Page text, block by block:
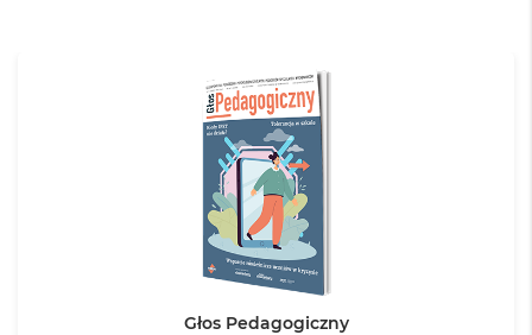
Głos Pedagogiczny